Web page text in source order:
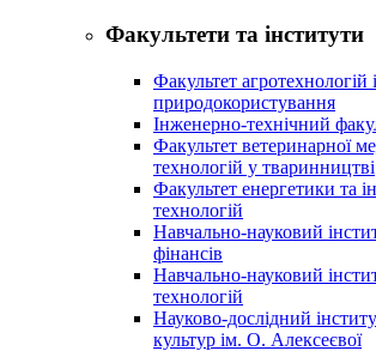
Факультети та інститути
Факультет агротехнологій і
природокористування
Інженерно-технічний
Факультет ветеринарної
технологій у тваринництві
Факультет енергетики та
технологій
Навчально-науковий
фінансів
Навчально-науковий
технологій
Науково-дослідний
культур ім. О. Алексеєвої